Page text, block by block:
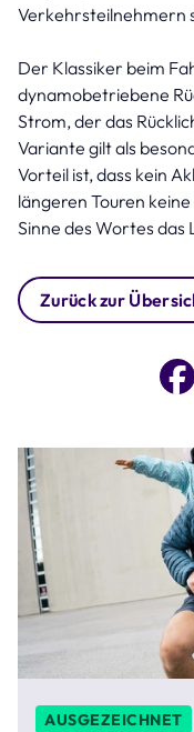
Verkehrsteilnehmern
Der Klassiker beim
dynamobetriebene
Strom, der das
Variante gilt als
Vorteil ist, dass kein
längeren Touren
Sinne des Wortes das
Zurück zur
AUSGEZEICHNET